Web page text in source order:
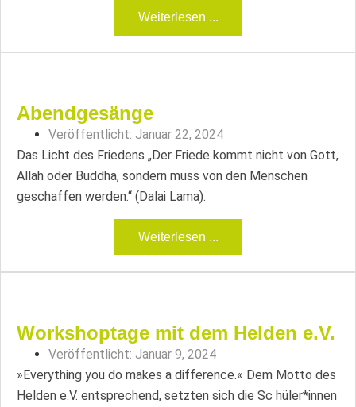
Weiterlesen ...
Abendgesänge
Veröffentlicht: Januar 22, 2024
Das Licht des Friedens „Der Friede kommt nicht von Gott,
Allah oder Buddha, sondern muss von den Menschen
geschaffen werden.“ (Dalai Lama).
Weiterlesen ...
Workshoptage mit dem Helden e.V.
Veröffentlicht: Januar 9, 2024
»Everything you do makes a difference.« Dem Motto des
Helden e.V. entsprechend, setzten sich die Sc hüler*innen